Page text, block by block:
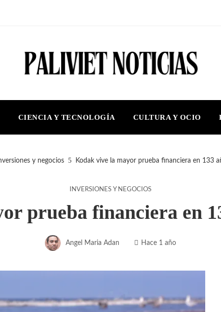
CIENCIA Y TECNOLOGÍA CULTURA Y OCIO
y negocios Kodak vive la mayor prueba financiera en 133
INVERSIONES Y NEGOCIOS
prueba financiera en
Angel Maria Adan Hace 1 año